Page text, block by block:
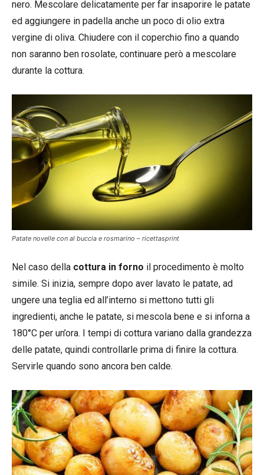
nero. Mescolare delicatamente per far insaporire le patate
ed aggiungere in padella anche un poco di olio extra
vergine di oliva. Chiudere con il coperchio fino a quando
non saranno ben rosolate, continuare però a mescolare
durante la cottura.
Patate novelle con al buccia e rosmarino – ricettasprint
Nel caso della cottura in forno il procedimento è molto
simile. Si inizia, sempre dopo aver lavato le patate, ad
ungere una teglia ed all’interno si mettono tutti gli
ingredienti, anche le patate, si mescola bene e si inforna a
180°C per un’ora. I tempi di cottura variano dalla grandezza
delle patate, quindi controllarle prima di finire la cottura.
Servirle quando sono ancora ben calde.